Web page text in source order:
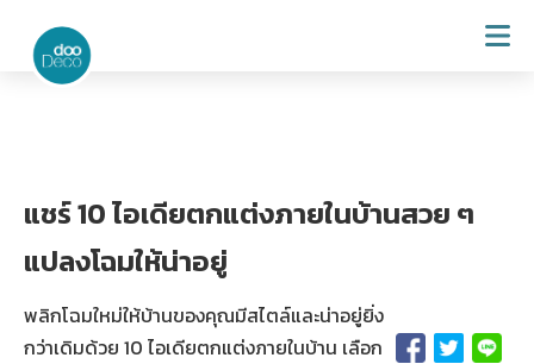
แชร์ 10 ไอเดียตกแต่งภายในบ้านสวย ๆ
แปลงโฉมให้น่าอยู่
พลิกโฉมใหม่ให้บ้านของคุณมีสไตล์และน่าอยู่ยิ่ง
กว่าเดิมด้วย 10 ไอเดียตกแต่งภายในบ้าน เลือก